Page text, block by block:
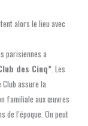
alors le lieu avec
parisiennes a
des Cinq” . Les
assure la
familiale aux œuvres
de l’époque. On peut